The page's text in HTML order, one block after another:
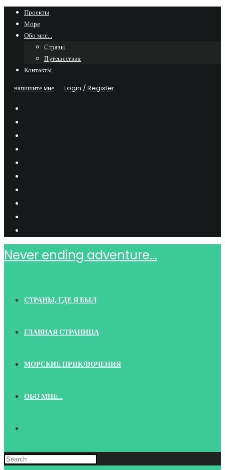
Skip
content
Проекты
Море
Обо мне…
Страны
Путешествия
Контакты
напишите мне
Login /Register
Never ending adventure...
СТРАНЫ, ГДЕ Я БЫЛ
ГЛАВНАЯ СТРАНИЦА
МОРСКИЕ ПРИКЛЮЧЕНИЯ
ОБО МНЕ…
WEBSITE